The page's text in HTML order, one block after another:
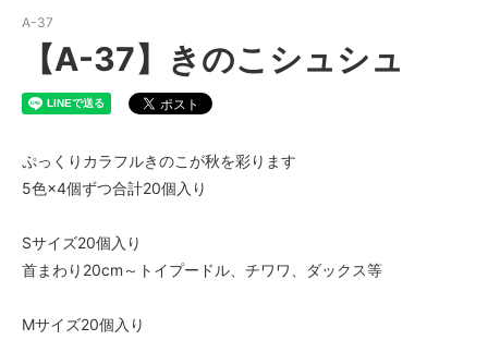
A-37
【A-37】きのこシュシュ
ぷっくりカラフルきのこが秋を彩ります
5色×4個ずつ合計20個入り
Sサイズ20個入り
首まわり20cm～トイプードル、チワワ、ダックス等
Mサイズ20個入り